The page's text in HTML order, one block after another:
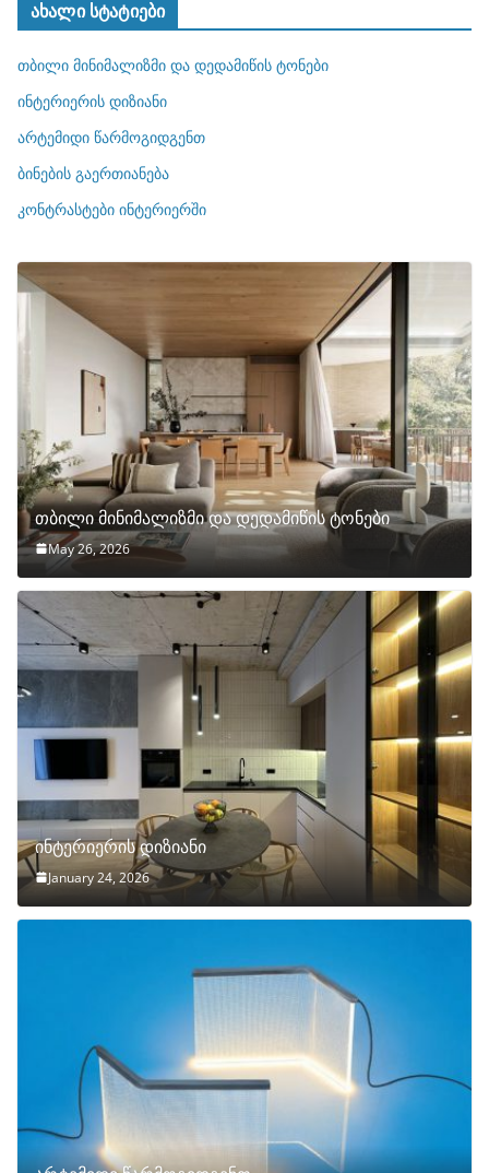
ო
რ
ბ
ი
ახალი სტატიები
თბილი მინიმალიზმი და დედამიწის ტონები
ინტერიერის დიზიანი
არტემიდი წარმოგიდგენთ
ბინების გაერთიანება
კონტრასტები ინტერიერში
თბილი მინიმალიზმი და დედამიწის ტონები
May 26, 2026
ინტერიერის დიზიანი
January 24, 2026